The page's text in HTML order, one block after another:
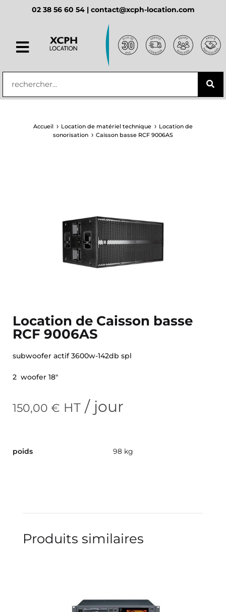
principal02 38 56 60 54 | contact@xcph-location.com
Accueil Location de matériel technique
Location de
sonorisation
Caisson basse RCF 9006AS
Location de Caisson basse
RCF 9006AS
subwoofer actif 3600w-142db spl
2 woofer 18″
150,00 € HT / jour
poids 98 kg
Produits similaires